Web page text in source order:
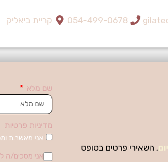
054-499-0678 קריית ביאליק
, השאירי פרטים בטופס
שם מלא
מדיניות פרטיות
אני מאשר.ת
אני מסכים/ה